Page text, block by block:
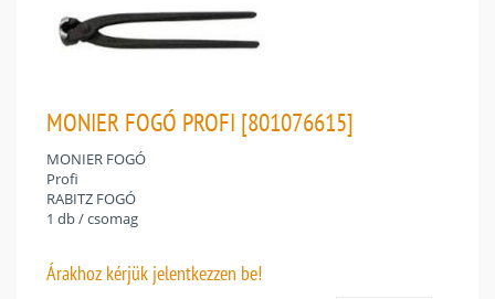
MONIER FOGÓ PROFI [801076615]
MONIER FOGÓ
Profi
RABITZ FOGÓ
1 db / csomag
Árakhoz kérjük jelentkezzen be!